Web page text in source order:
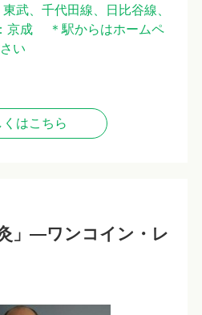
東武、千代田線、日比谷線、
京成 ＊駅からはホームペ
い
くはこちら
」―ワンコイン・レ